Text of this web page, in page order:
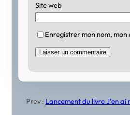
Site web
Enregistrer mon nom,
Prev : Lancement du livre J’en